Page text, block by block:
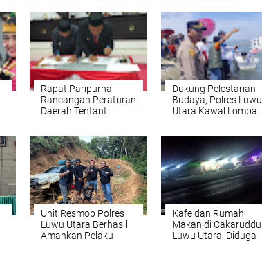
Rapat Paripurna
Rancangan Peraturan
Daerah Tentant
Dukung Pelestarian
Budaya, Polres Luwu
Utara Kawal Lomba
Unit Resmob Polres
Luwu Utara Berhasil
Amankan Pelaku
Kafe dan Rumah
Makan di Cakaruddu
Luwu Utara, Diduga